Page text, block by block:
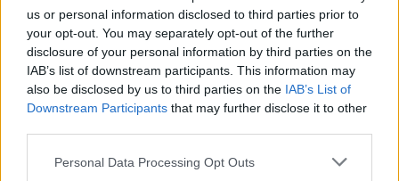
us or personal information disclosed to third parties prior to
your opt-out. You may separately opt-out of the further
disclosure of your personal information by third parties on the
IAB’s list of downstream participants. This information may
also be disclosed by us to third parties on the IAB’s List of
Downstream Participants that may further disclose it to other
Personal Data Processing Opt Outs
Parkerdő Zrt. között
2016.07.06
Együttműködési keret-megállapodást kötött a Szent István
Egyetem és a Pilisi Parkerdő Zrt.
Kft. és a csepeli önkormányzat